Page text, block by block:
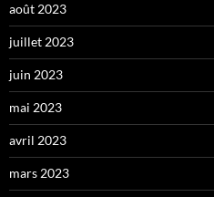
août 2023
juillet 2023
juin 2023
mai 2023
avril 2023
mars 2023